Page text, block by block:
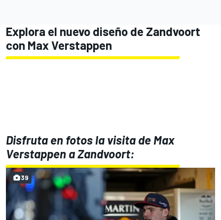
Explora el nuevo diseño de Zandvoort
con Max Verstappen
Disfruta en fotos la visita de Max
Verstappen a Zandvoort:
39